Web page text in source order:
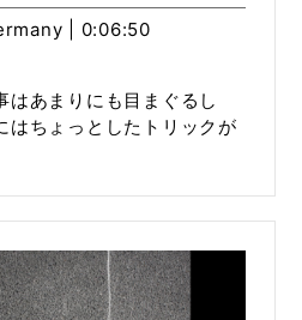
| 0:06:50
はあまりにも目まぐるし
はちょっとしたトリックが